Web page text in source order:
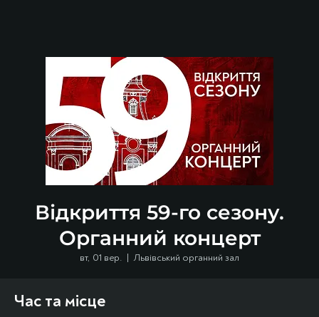
Відкриття 59-го сезону.
Органний концерт
вт, 01 вер.
  |
Львівський органний зал
Час та місце